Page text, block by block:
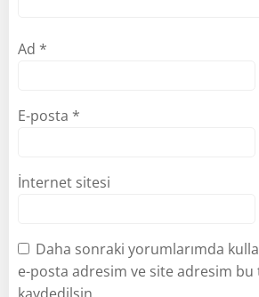
Ad *
E-posta *
İnternet sitesi
Daha sonraki yorumlarımda
e-posta adresim ve site adresim bu